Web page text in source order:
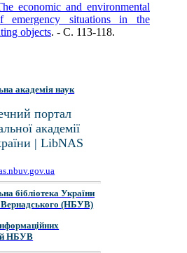
economic and environmental
emergency situations in the
objects. - C. 113-118.
академія наук
портал
академії
| LibNAS
бібліотека України
Вернадського (НБУВ)
НБУВ